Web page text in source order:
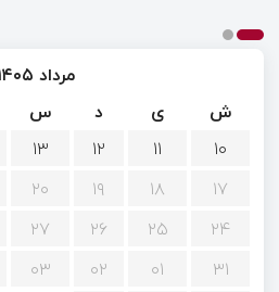
مرداد ۱۴۰۵
ش
ی د س
۱۰
۱۱ ۱۲ ۱۳
۱۷
۱۸ ۱۹ ۲۰
۲۴
۲۵ ۲۶ ۲۷
۳۱
۰۱ ۰۲ ۰۳